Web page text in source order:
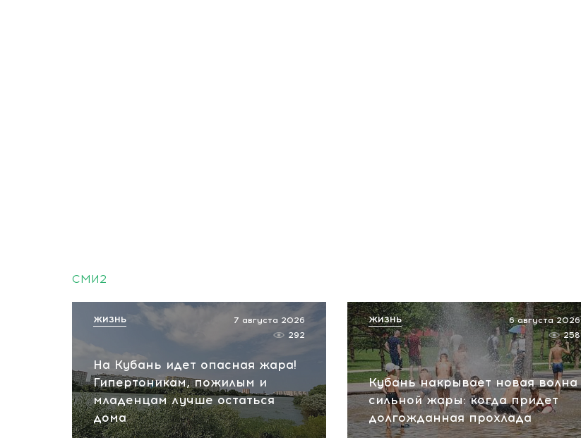
СМИ2
На Кубань идет опасная жара!
Гипертоникам, пожилым и
младенцам лучше остаться
дома
7 августа 2026
292
ЖИЗНЬ
Кубань накрывает новая волна
сильной жары: когда придет
долгожданная прохлада
6 августа 2026
258
ЖИЗНЬ